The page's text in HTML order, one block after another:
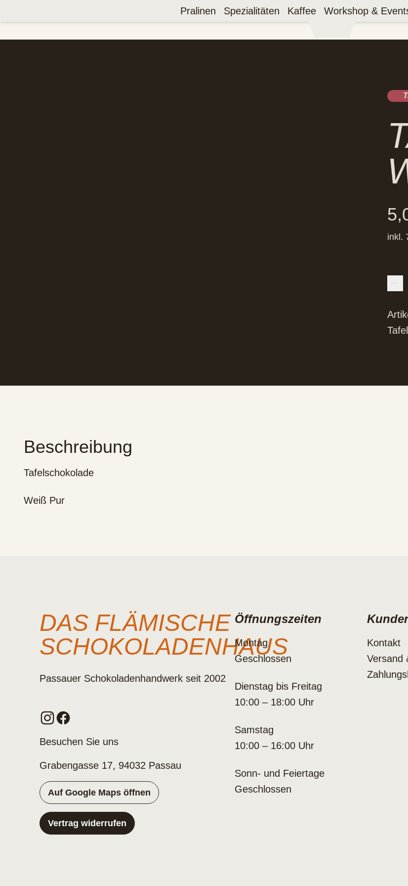
Pralinen Spezialitäten Kaffee Workshop &
inkl.
Beschreibung
Tafelschokolade
Weiß Pur
DAS FLÄMISCHE
SCHOKOLADENHAUS
Passauer Schokoladenhandwerk seit 2002
Besuchen Sie uns
Grabengasse 17, 94032 Passau
Auf Google Maps öffnen
Vertrag widerrufen
Öffnungszeiten
Montag
Geschlossen
Dienstag bis Freitag
10:00 – 18:00 Uhr
Samstag
10:00 – 16:00 Uhr
Sonn- und Feiertage
Geschlossen
Kontakt
Versand